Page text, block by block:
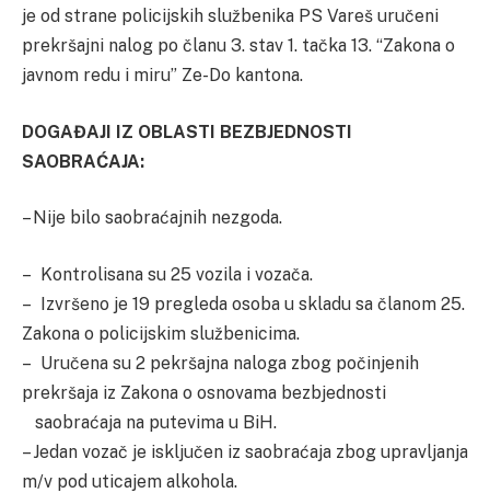
je od strane policijskih službenika PS Vareš uručeni
prekršajni nalog po članu 3. stav 1. tačka 13. “Zakona o
javnom redu i miru” Ze-Do kantona.
DOGAĐAJI IZ OBLASTI BEZBJEDNOSTI
SAOBRAĆAJA:
– Nije bilo saobraćajnih nezgoda.
– Kontrolisana su 25 vozila i vozača.
– Izvršeno je 19 pregleda osoba u skladu sa članom 25.
Zakona o policijskim službenicima.
– Uručena su 2 pekršajna naloga zbog počinjenih
prekršaja iz Zakona o osnovama bezbjednosti
saobraćaja na putevima u BiH.
– Jedan vozač je isključen iz saobraćaja zbog upravljanja
m/v pod uticajem alkohola.